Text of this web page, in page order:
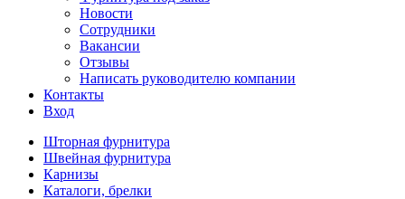
Новости
Сотрудники
Вакансии
Отзывы
Написать руководителю компании
Контакты
Вход
Шторная фурнитура
Швейная фурнитура
Карнизы
Каталоги, брелки